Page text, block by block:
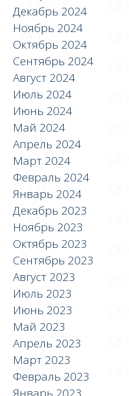
Декабрь 2024
Ноябрь 2024
Октябрь 2024
Сентябрь 2024
Август 2024
Июль 2024
Июнь 2024
Май 2024
Апрель 2024
Март 2024
Февраль 2024
Январь 2024
Декабрь 2023
Ноябрь 2023
Октябрь 2023
Сентябрь 2023
Август 2023
Июль 2023
Июнь 2023
Май 2023
Апрель 2023
Март 2023
Февраль 2023